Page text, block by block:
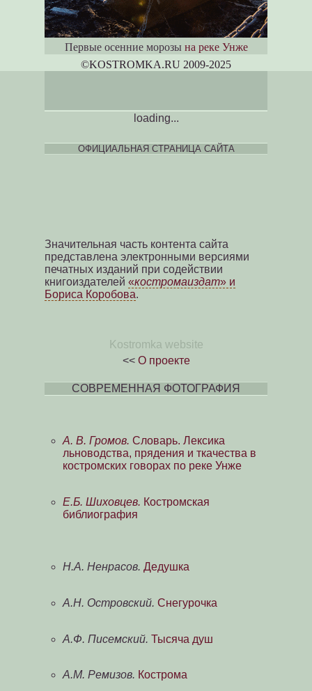
Первые осенние морозы на реке Унже
©KOSTROMKA.RU 2009-2025
loading...
ОФИЦИАЛЬНАЯ СТРАНИЦА САЙТА
Значительная часть контента сайта
представлена электронными версиями
печатных изданий при содействии
книгоиздателей «костромаиздат» и
Бориса Коробова.
Kostromka website
<< О проекте
СОВРЕМЕННАЯ ФОТОГРАФИЯ
А. В. Громов. Словарь. Лексика
льноводства, прядения и ткачества в
костромских говорах по реке Унже
Е.Б. Шиховцев. Костромская
библиография
Н.А. Ненрасов. Дедушка
А.Н. Островский. Снегурочка
А.Ф. Писемский. Тысяча душ
А.М. Ремизов. Кострома